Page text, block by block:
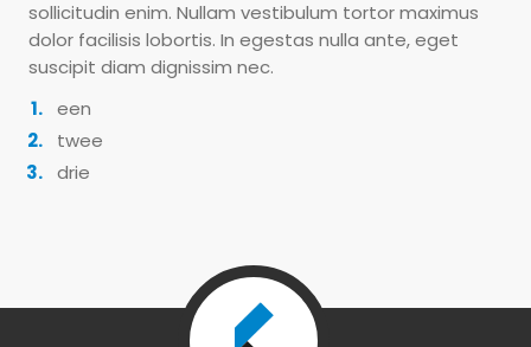
sollicitudin enim. Nullam vestibulum tortor maximus
dolor facilisis lobortis. In egestas nulla ante, eget
suscipit diam dignissim nec.
een
twee
drie